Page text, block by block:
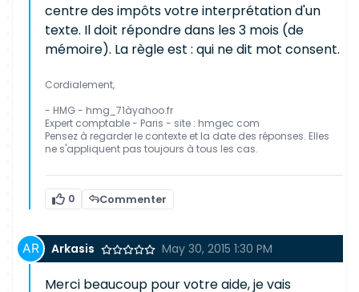
centre des impôts votre interprétation d'un
texte. Il doit répondre dans les 3 mois (de
mémoire). La règle est : qui ne dit mot consent.
Cordialement,
- HMG - hmg_71àyahoo.fr
Expert comptable - Paris - site : hmgec com
Pensez à regarder le contexte et la date des réponses. Elles
ne s'appliquent pas toujours à tous les cas.
0 Commenter
Arkasis May 30, 2015 1:30 PM
Merci beaucoup pour votre aide, je vais